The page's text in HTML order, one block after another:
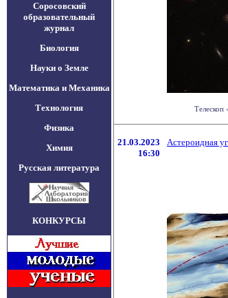
Соросовский
образовательный
журнал
Биология
Науки о Земле
Математика и Механика
Технология
Физика
Химия
Русская литература
КОНКУРСЫ
Телескоп
21.03.2023
16:30
Астероидная